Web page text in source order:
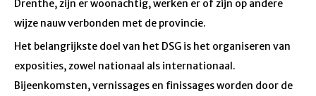
Drenthe, zijn er woonachtig, werken er of zijn op andere
wijze nauw verbonden met de provincie.
Het belangrijkste doel van het DSG is het organiseren van
exposities, zowel nationaal als internationaal.
Bijeenkomsten, vernissages en finissages worden door de